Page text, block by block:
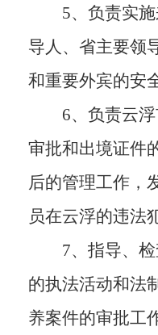
5、负责实施
导人、省主要领
和重要外宾的安
6、负责云浮
审批和出境证件
后的管理工作，
员在云浮的违法
7、指导、检
的执法活动和法
养案件的审批工